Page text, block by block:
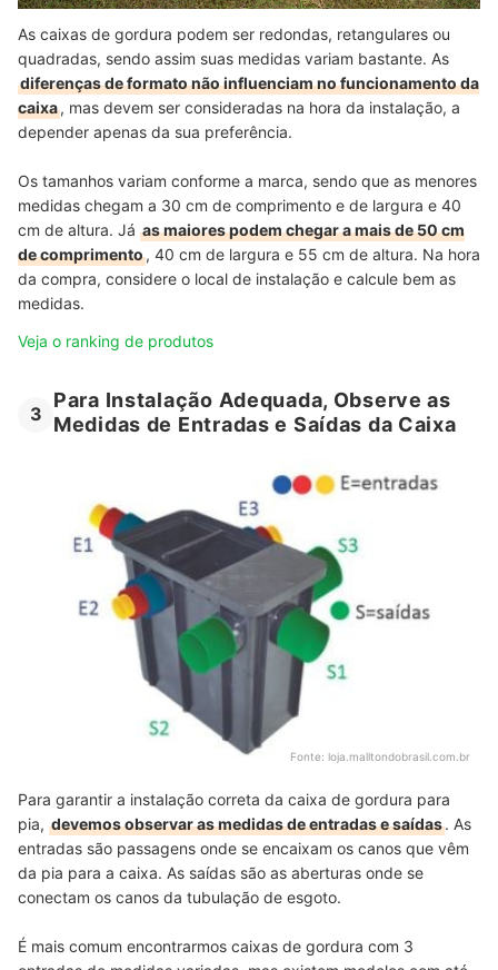
As caixas de gordura podem ser redondas, retangulares ou
quadradas, sendo assim suas medidas variam bastante. As
diferenças de formato não influenciam no funcionamento da
caixa, mas devem ser consideradas na hora da instalação, a
depender apenas da sua preferência.
Os tamanhos variam conforme a marca, sendo que as menores
medidas chegam a 30 cm de comprimento e de largura e 40
cm de altura. Já as maiores podem chegar a mais de 50 cm
de comprimento, 40 cm de largura e 55 cm de altura. Na hora
da compra, considere o local de instalação e calcule bem as
medidas.
Veja o ranking de produtos
3
Para Instalação Adequada, Observe as
Medidas de Entradas e Saídas da Caixa
Fonte: loja.malltondobrasil.com.br
Para garantir a instalação correta da caixa de gordura para
pia, devemos observar as medidas de entradas e saídas. As
entradas são passagens onde se encaixam os canos que vêm
da pia para a caixa. As saídas são as aberturas onde se
conectam os canos da tubulação de esgoto.
É mais comum encontrarmos caixas de gordura com 3